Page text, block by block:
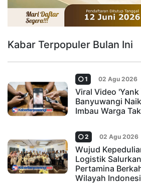
Kabar Terpopuler Bulan Ini
1 02 Agu 2026
Viral Video 'Yank
Banyuwangi
Imbau Warga
2 02 Agu 2026
Wujud
Logistik
Pertamina
Wilayah